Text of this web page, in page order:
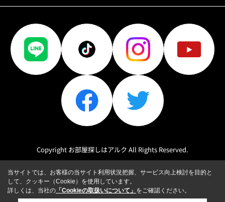
Copyright お部屋探しはアルク All Rights Reserved.
当サイトでは、お客様の当サイト利用状況把握、サービス向上検討を目的と
して、クッキー（Cookie）を使用しています。
詳しくは、当社の 「Cookieの取扱いについて」 をご確認ください。